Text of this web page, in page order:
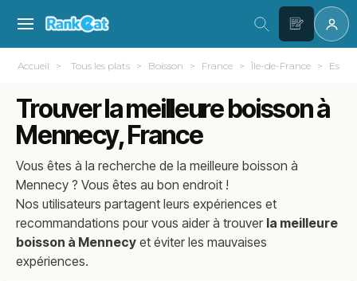
Accueil Tous les plats Boisson France Île-de-France
Trouver la meilleure boisson à
Mennecy, France
Vous êtes à la recherche de la meilleureboisson à
Mennecy ? Vous êtes au bon endroit !
Nos utilisateurs partagent leurs expériences et
recommandations pour vous aider à trouver la meilleure
boisson à Mennecy et éviter les mauvaises
expériences.